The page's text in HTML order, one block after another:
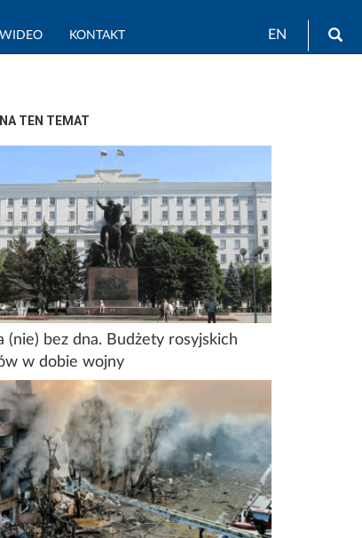
EN
WIDEO KONTAKT
TEN TEMAT
(nie) bez dna. Budżety rosyjskich
w dobie wojny